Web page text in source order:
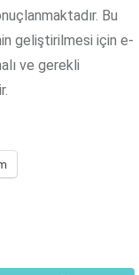
Bu
geliştirilmesi için e-
ve gerekli